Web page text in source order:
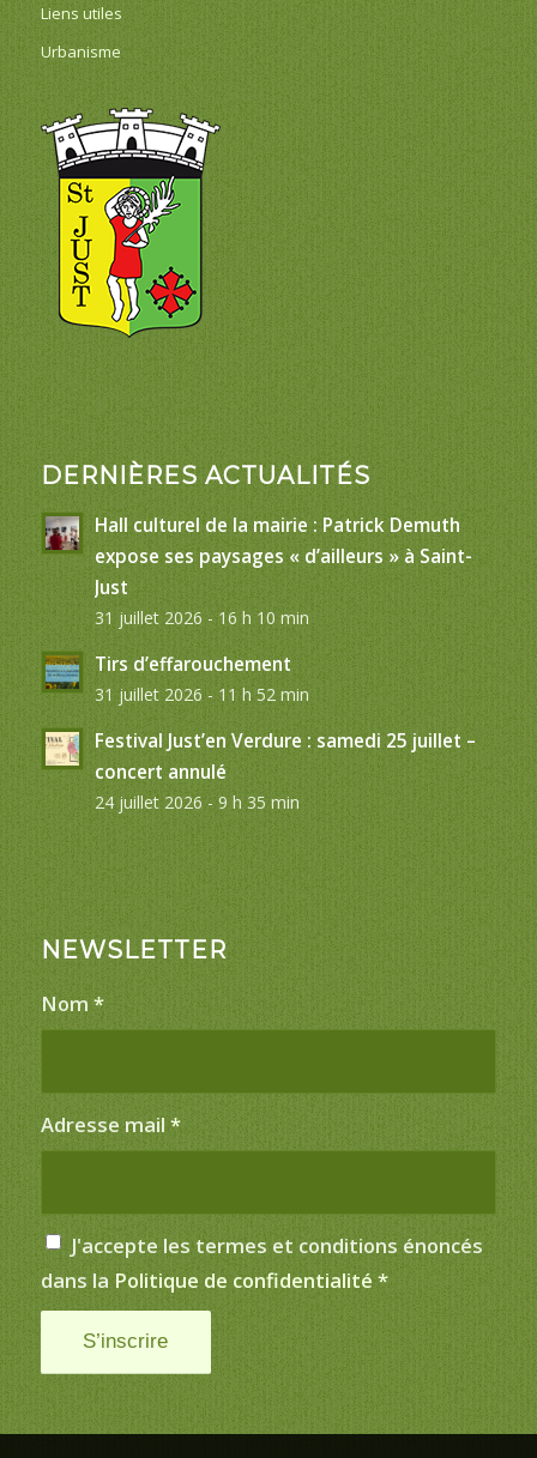
Liens utiles
Urbanisme
DERNIÈRES ACTUALITÉS
Hall culturel de la mairie : Patrick Demuth
expose ses paysages « d’ailleurs » à Saint-
Just
31 juillet 2026 - 16 h 10 min
Tirs d’effarouchement
31 juillet 2026 - 11 h 52 min
Festival Just’en Verdure : samedi 25 juillet –
concert annulé
24 juillet 2026 - 9 h 35 min
NEWSLETTER
Nom *
Adresse mail *
J'accepte les termes et conditions énoncés
dans la Politique de confidentialité *